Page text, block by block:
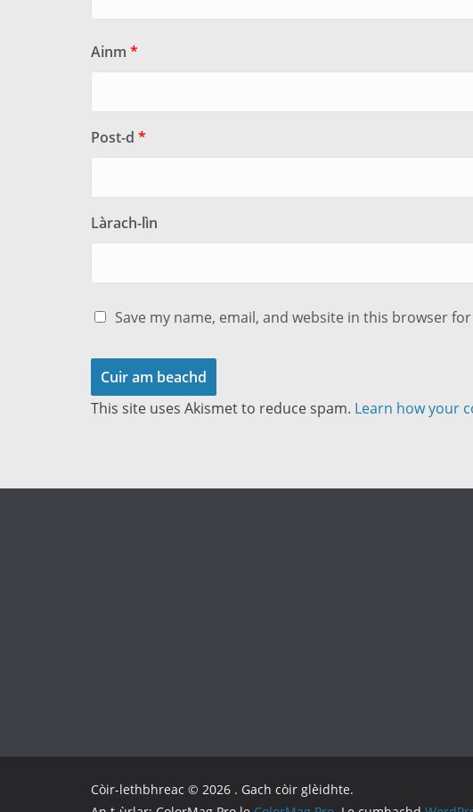
Ainm *
Post-d *
Làrach-lìn
Save my name, email, and website in this browser
This site uses Akismet to reduce spam. Learn how your
Còir-lethbhreac © 2026 . Gach còir glèidhte.